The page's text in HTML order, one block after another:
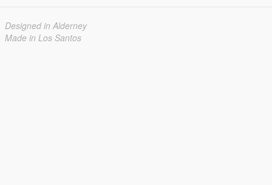
Designed in Alderney
Made in Los Santos